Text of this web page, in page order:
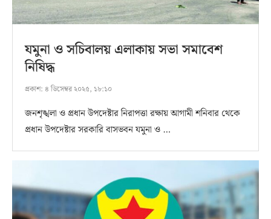
যমুনা ও সচিবালয় এলাকায় সভা সমাবেশ
নিষিদ্ধ
প্রকাশ: ৪ ডিসেম্বর ২০২৫, ১৮:১০
জনশৃঙ্খলা ও প্রধান উপদেষ্টার নিরাপত্তা রক্ষায় আগামী শনিবার থেকে
প্রধান উপদেষ্টার সরকারি বাসভবন যমুনা ও …